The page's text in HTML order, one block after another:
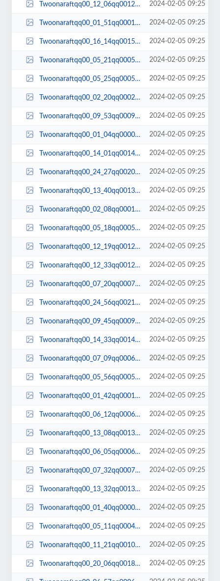
Twoonaraftqq00_12_06qq00121.jpg 2024-02-05 09:25
Twoonaraftqq00_01_51qq00012.jpg 2024-02-05 09:25
Twoonaraftqq00_16_14qq00156.jpg 2024-02-05 09:25
Twoonaraftqq00_05_21qq00053.jpg 2024-02-05 09:25
Twoonaraftqq00_05_25qq00055.jpg 2024-02-05 09:25
Twoonaraftqq00_02_20qq00022.jpg 2024-02-05 09:25
Twoonaraftqq00_09_53qq00094.jpg 2024-02-05 09:25
Twoonaraftqq00_01_04qq00001.jpg 2024-02-05 09:25
Twoonaraftqq00_14_01qq00143.jpg 2024-02-05 09:25
Twoonaraftqq00_24_27qq00209.jpg 2024-02-05 09:25
Twoonaraftqq00_13_40qq00138.jpg 2024-02-05 09:25
Twoonaraftqq00_02_08qq00018.jpg 2024-02-05 09:25
Twoonaraftqq00_05_18qq00051.jpg 2024-02-05 09:25
Twoonaraftqq00_12_19qq00125.jpg 2024-02-05 09:25
Twoonaraftqq00_12_33qq00129.jpg 2024-02-05 09:25
Twoonaraftqq00_07_20qq00071.jpg 2024-02-05 09:25
Twoonaraftqq00_24_56qq00216.jpg 2024-02-05 09:25
Twoonaraftqq00_09_45qq00092.jpg 2024-02-05 09:25
Twoonaraftqq00_14_33qq00144.jpg 2024-02-05 09:25
Twoonaraftqq00_07_09qq00069.jpg 2024-02-05 09:25
Twoonaraftqq00_05_56qq00059.jpg 2024-02-05 09:25
Twoonaraftqq00_01_42qq00010.jpg 2024-02-05 09:25
Twoonaraftqq00_06_12qq00062.jpg 2024-02-05 09:25
Twoonaraftqq00_13_08qq00134.jpg 2024-02-05 09:25
Twoonaraftqq00_06_05qq00061.jpg 2024-02-05 09:25
Twoonaraftqq00_07_32qq00073.jpg 2024-02-05 09:25
Twoonaraftqq00_13_32qq00136.jpg 2024-02-05 09:25
Twoonaraftqq00_01_40qq00009.jpg 2024-02-05 09:25
Twoonaraftqq00_05_11qq00049.jpg 2024-02-05 09:25
Twoonaraftqq00_11_21qq00104.jpg 2024-02-05 09:25
Twoonaraftqq00_20_06qq00181.jpg 2024-02-05 09:25